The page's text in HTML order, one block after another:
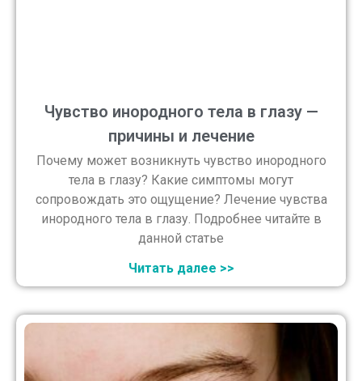
Чувство инородного тела в глазу —
причины и лечение
Почему может возникнуть чувство инородного
тела в глазу? Какие симптомы могут
сопровождать это ощущение? Лечение чувства
инородного тела в глазу. Подробнее читайте в
данной статье
Читать далее >>